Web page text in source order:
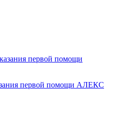
первой помощи АЛЕКС